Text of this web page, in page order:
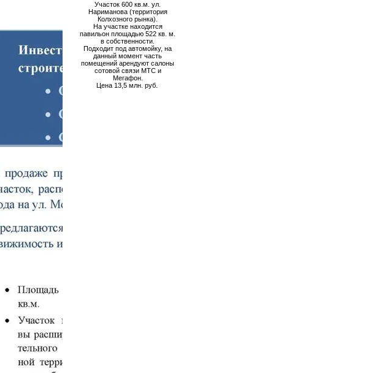
Участок 600 кв.м. ул.
Нариманова (территория
Колхозного рынка).
На участке находится
павильон площадью 522 кв. м.
в собственности.
Подходит под автомойку, на
данный момент часть
помещений арендуют салоны
сотовой связи МТС и
Мегафон.
Цена 13,5 млн. руб.